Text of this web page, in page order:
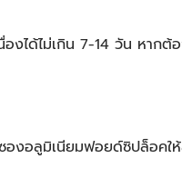
งได้ไม่เกิน 7-14 วัน หา
องอลูมิเนียมฟอยด์ซิปล็อคใ